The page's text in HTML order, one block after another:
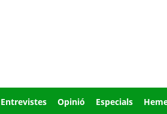
Entrevistes Opinió Especials